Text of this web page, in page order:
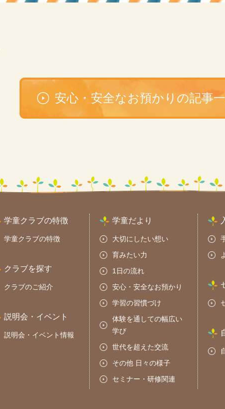
安心・安全なお預かりの記事
学童クラブの特徴
学童クラブの特徴
クラブを探す
クラブのご紹介
説明会・イベント
説明会・イベント情報
学童だより
大切にしたい想い
育みたい力
1日の流れ
安心・安全なお預かり
学習の習慣づけ
体験を通しての幅広い
学び
世代を超えた交流
その他 日々の様子
セミナー・研修関連